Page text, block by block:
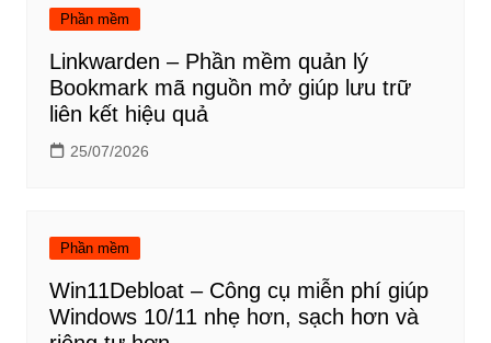
viếtPhần mềm
Linkwarden – Phần mềm quản lý
Bookmark mã nguồn mở giúp lưu trữ
liên kết hiệu quả
25/07/2026
Phần mềm
Win11Debloat – Công cụ miễn phí giúp
Windows 10/11 nhẹ hơn, sạch hơn và